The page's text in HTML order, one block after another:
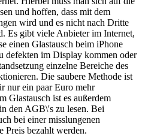
und hoffen, dass mit dem
wird und es nicht nach Dritte
Es gibt viele Anbieter im Internet,
einen Glastausch beim iPhone
defekten im Display kommen oder
einzelne Bereiche des
Die saubere Methode ist
nur ein paar Euro mehr
Glastausch ist es außerdem
den AGB\'s zu lesen. Bei
bei einer misslungenen
Preis bezahlt werden.